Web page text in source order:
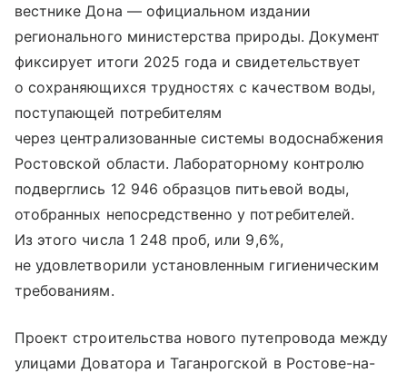
вестнике Дона — официальном издании
регионального министерства природы. Документ
фиксирует итоги 2025 года и свидетельствует
о сохраняющихся трудностях с качеством воды,
поступающей потребителям
через централизованные системы водоснабжения
Ростовской области. Лабораторному контролю
подверглись 12 946 образцов питьевой воды,
отобранных непосредственно у потребителей.
Из этого числа 1 248 проб, или 9,6%,
не удовлетворили установленным гигиеническим
требованиям.
Проект строительства нового путепровода между
улицами Доватора и Таганрогской в Ростове-на-